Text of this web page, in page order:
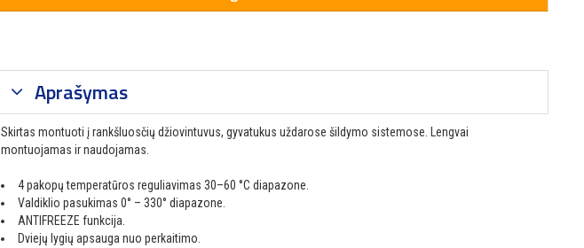
Aprašymas
Skirtas montuoti į rankšluosčių džiovintuvus, gyvatukus uždarose šildymo sistemose. Lengvai
montuojamas ir naudojamas.
4 pakopų temperatūros reguliavimas 30–60 °C diapazone.
Valdiklio pasukimas 0° – 330° diapazone.
ANTIFREEZE funkcija.
Dviejų lygių apsauga nuo perkaitimo.